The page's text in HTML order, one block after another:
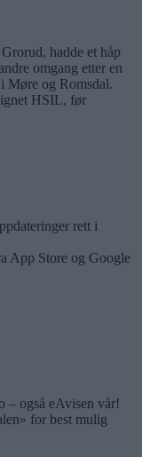
hadde et håp
omgang etter en
Møre og Romsdal.
HSIL, før
rett i
App Store og Google
– også eAvisen vår!
for best mulig